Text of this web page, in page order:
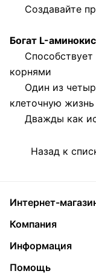
Создавайте
Богат L-
Способствует
корнями
Один из
клеточную жизнь
Дважды как
Назад к
Интернет-
Компания
Информация
Помощь